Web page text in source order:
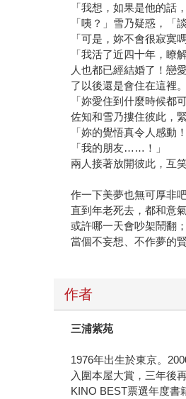
「我想，如果是他的話
「咦？」雪乃疑惑，「
「可是，妳不會很寂寞
「我活了近四十年，
人也都已經結婚了！戀
了以後還是會住在這裡。
「妳愛住到什麼時候都
佐知和雪乃摟住彼此，
「妳的覺悟真令人感動！
「我的朋友……！」
兩人接著放開彼此，互
作一下美夢也無可厚非
直到年老死去，都和意
或許哪一天會吵架鬧翻
當個不妄想、不作夢的
作者
三浦紫苑
1976年出生於東京。
入圍本屋大賞，三年後
KINO BEST票選年度書